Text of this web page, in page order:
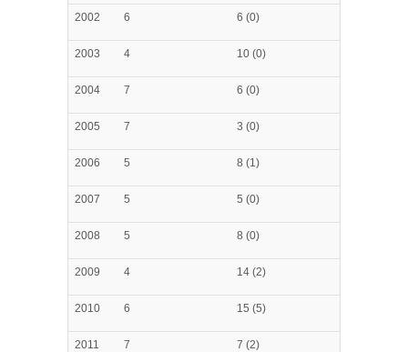
2002 6 6 (0)
2003 4 10 (0)
2004 7 6 (0)
2005 7 3 (0)
2006 5 8 (1)
2007 5 5 (0)
2008 5 8 (0)
2009 4 14 (2)
2010 6 15 (5)
2011 7 7 (2)